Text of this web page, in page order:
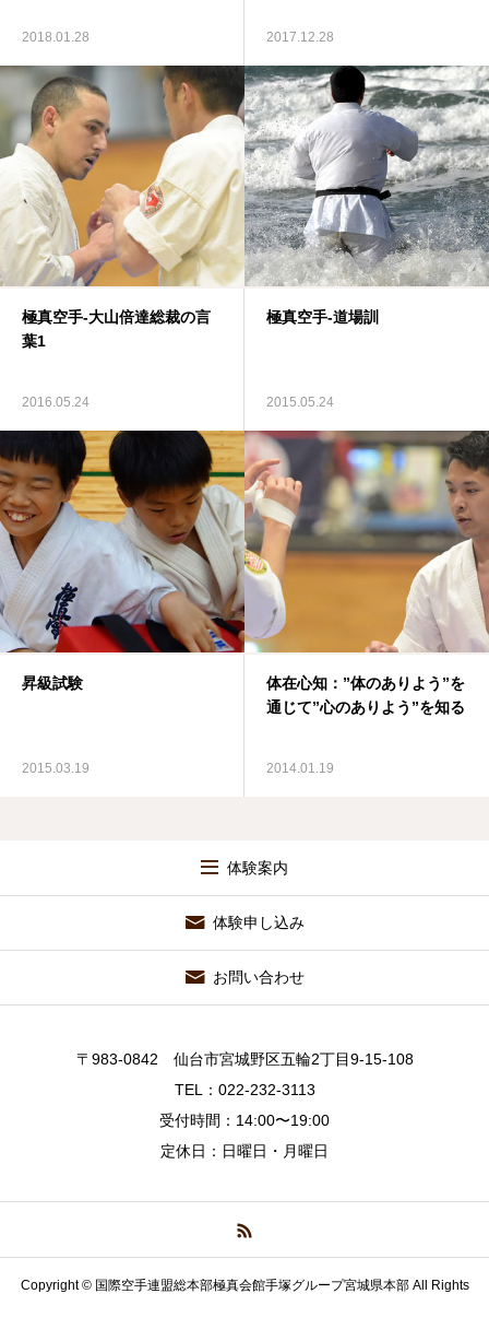
2018.01.28 2017.12.28
極真空手-大山倍達総裁の言
葉1
2016.05.24
極真空手-道場訓
2015.05.24
昇級試験
2015.03.19
体在心知：”体のありよう”を
通じて”心のありよう”を知る
2014.01.19
体験案内
体験申し込み
お問い合わせ
〒983-0842 仙台市宮城野区五輪2丁目9-15-108
TEL：022-232-3113
受付時間：14:00〜19:00
定休日：日曜日・月曜日
Copyright © 国際空手連盟総本部極真会館手塚グループ宮城県本部 All Rights